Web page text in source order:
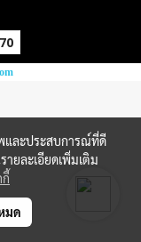
และประสบการณ์ที่ดี
ายละเอียดเพิ่มเติม
มด